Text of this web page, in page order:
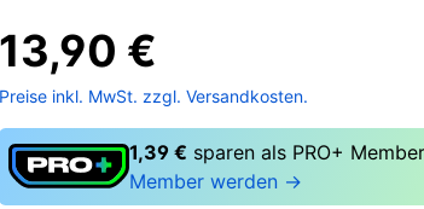
13,90 €
Preise inkl. MwSt. zzgl. Versandkosten.
1,39 € sparen als PRO+ Member
Member werden →